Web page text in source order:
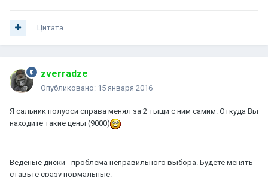
Цитата
zverradze
Опубликовано: 15 января 2016
Я сальник полуоси справа менял за 2 тыщи с ним самим. Откуда Вы
находите такие цены (9000)
Веденые диски - проблема неправильного выбора. Будете менять -
ставьте сразу нормальные.